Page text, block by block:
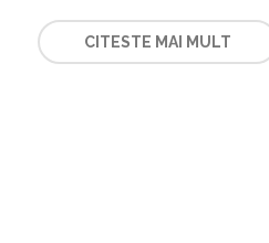
CITESTE MAI MULT